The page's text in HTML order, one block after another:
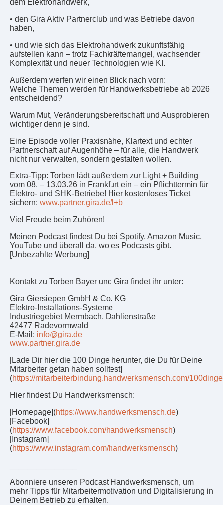
dem Elektrohandwerk,
• den Gira Aktiv Partnerclub und was Betriebe davon
haben,
• und wie sich das Elektrohandwerk zukunftsfähig
aufstellen kann – trotz Fachkräftemangel, wachsender
Komplexität und neuer Technologien wie KI.
Außerdem werfen wir einen Blick nach vorn:
Welche Themen werden für Handwerksbetriebe ab 2026
entscheidend?
Warum Mut, Veränderungsbereitschaft und Ausprobieren
wichtiger denn je sind.
Eine Episode voller Praxisnähe, Klartext und echter
Partnerschaft auf Augenhöhe – für alle, die Handwerk
nicht nur verwalten, sondern gestalten wollen.
Extra-Tipp: Torben lädt außerdem zur Light + Building
vom 08. – 13.03.26 in Frankfurt ein – ein Pﬂichttermin für
Elektro- und SHK-Betriebe! Hier kostenloses Ticket
sichern: www.partner.gira.de/l+b
Viel Freude beim Zuhören!
Meinen Podcast ﬁndest Du bei Spotify, Amazon Music,
YouTube und überall da, wo es Podcasts gibt.
[Unbezahlte Werbung]
Kontakt zu Torben Bayer und Gira ﬁndet ihr unter:
Gira Giersiepen GmbH & Co. KG
Elektro-Installations-Systeme
Industriegebiet Mermbach, Dahlienstraße
42477 Radevormwald
E-Mail: info@gira.de
www.partner.gira.de
[Lade Dir hier die 100 Dinge herunter, die Du für Deine
Mitarbeiter getan haben solltest]
(https://mitarbeiterbindung.handwerksmensch.com/
Hier ﬁndest Du Handwerksmensch:
[Homepage](https://www.handwerksmensch.de)
[Facebook]
(https://www.facebook.com/handwerksmensch)
[Instagram]
(https://www.instagram.com/handwerksmensch)
Abonniere unseren Podcast Handwerksmensch, um
mehr Tipps für Mitarbeitermotivation und Digitalisierung in
Deinem Betrieb zu erhalten.